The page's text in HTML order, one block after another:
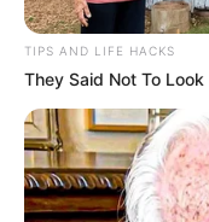
TIPS AND LIFE HACKS
They Said Not To